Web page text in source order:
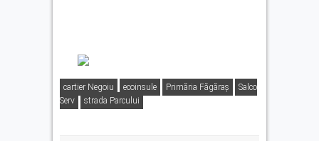
cartier Negoiu ecoinsule Primăria Făgăraş
Salco
Serv
strada Parcului